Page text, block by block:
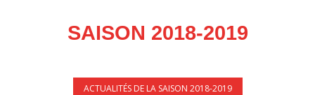
SAISON 2018-2019
ACTUALITÉS DE LA SAISON 2018-2019